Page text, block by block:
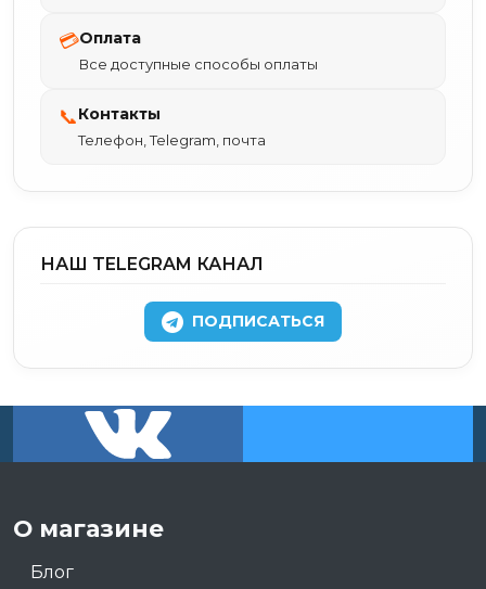
💳Оплата
Все доступные способы оплаты
📞Контакты
Телефон, Telegram, почта
НАШ TELEGRAM КАНАЛ
ПОДПИСАТЬСЯ
О магазине
Блог